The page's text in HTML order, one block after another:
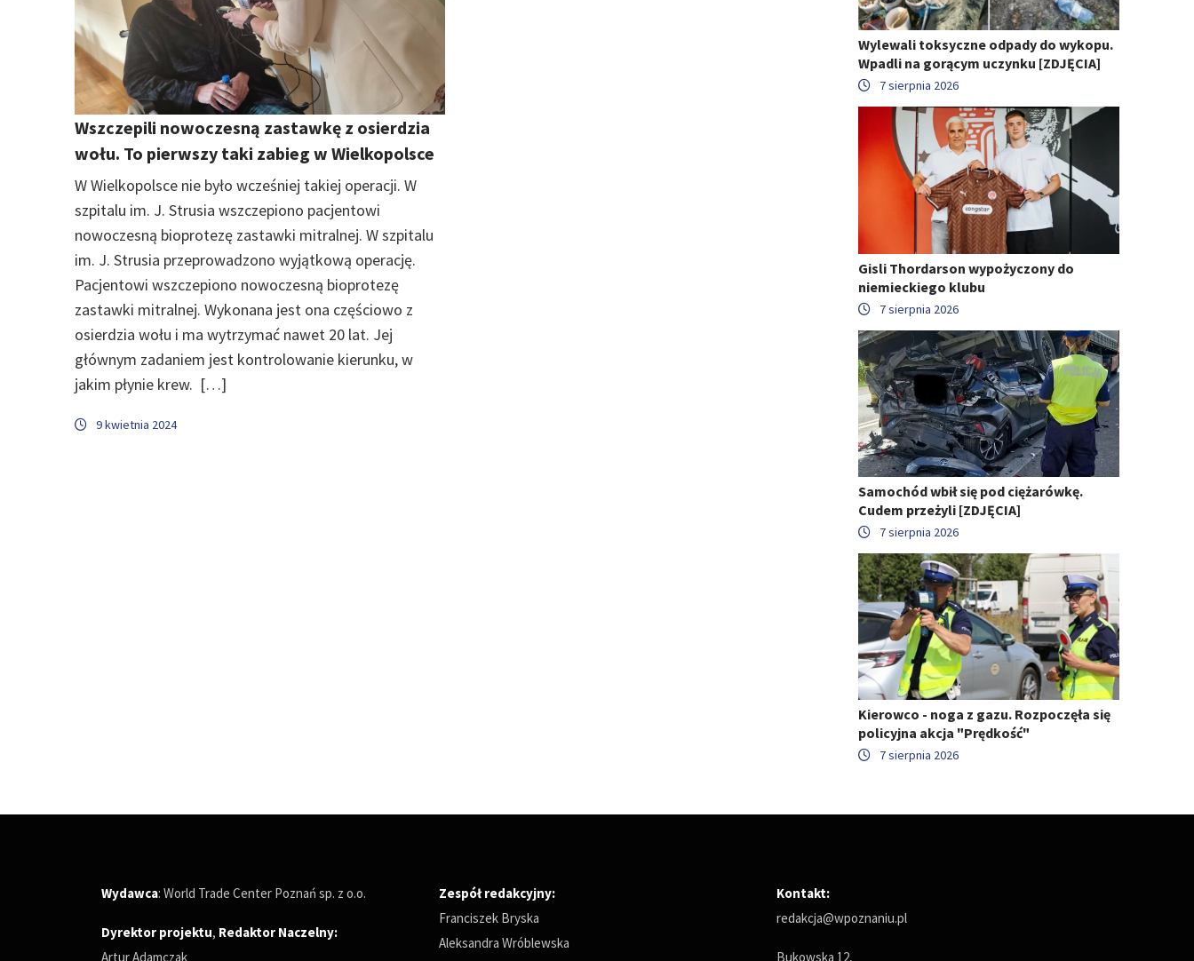
Wszczepili nowoczesną zastawkę z osierdzia
wołu. To pierwszy taki zabieg w Wielkopolsce
W Wielkopolsce nie było wcześniej takiej operacji. W
szpitalu im. J. Strusia wszczepiono pacjentowi
nowoczesną bioprotezę zastawki mitralnej. W szpitalu
im. J. Strusia przeprowadzono wyjątkową operację.
Pacjentowi wszczepiono nowoczesną bioprotezę
zastawki mitralnej. Wykonana jest ona częściowo z
osierdzia wołu i ma wytrzymać nawet 20 lat. Jej
głównym zadaniem jest kontrolowanie kierunku, w
jakim płynie krew. […]
9 kwietnia 2024
Wylewali toksyczne odpady do wykopu.
Wpadli na gorącym uczynku [ZDJĘCIA]
7 sierpnia 2026
Gisli Thordarson wypożyczony do
niemieckiego klubu
7 sierpnia 2026
Samochód wbił się pod ciężarówkę.
Cudem przeżyli [ZDJĘCIA]
7 sierpnia 2026
Kierowco - noga z gazu. Rozpoczęła się
policyjna akcja "Prędkość"
7 sierpnia 2026
Wydawca: World Trade Center Poznań sp. z o.o.
Dyrektor projektu, Redaktor Naczelny:
Artur Adamczak
Zespół redakcyjny:
Franciszek Bryska
Aleksandra Wróblewska
Kontakt:
redakcja@wpoznaniu.pl
Bukowska 12,